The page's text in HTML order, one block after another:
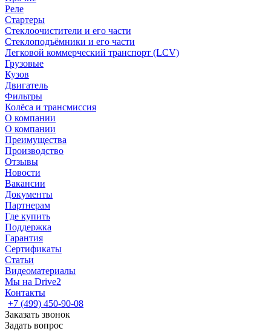
Реле
Стартеры
Стеклоочистители и его части
Стеклоподъёмники и его части
Легковой коммерческий транспорт (LCV)
Грузовые
Кузов
Двигатель
Фильтры
Колёса и трансмиссия
О компании
О компании
Преимущества
Производство
Отзывы
Новости
Вакансии
Документы
Партнерам
Где купить
Поддержка
Гарантия
Сертификаты
Статьи
Видеоматериалы
Мы на Drive2
Контакты
+7 (499) 450-90-08
Заказать звонок
Задать вопрос